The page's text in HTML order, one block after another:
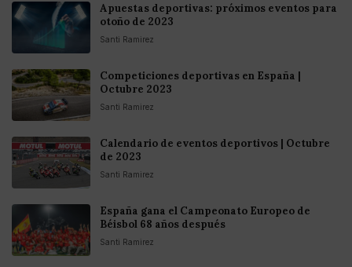
Apuestas deportivas: próximos eventos para
otoño de 2023
Santi Ramirez
Competiciones deportivas en España |
Octubre 2023
Santi Ramirez
Calendario de eventos deportivos | Octubre
de 2023
Santi Ramirez
España gana el Campeonato Europeo de
Béisbol 68 años después
Santi Ramirez